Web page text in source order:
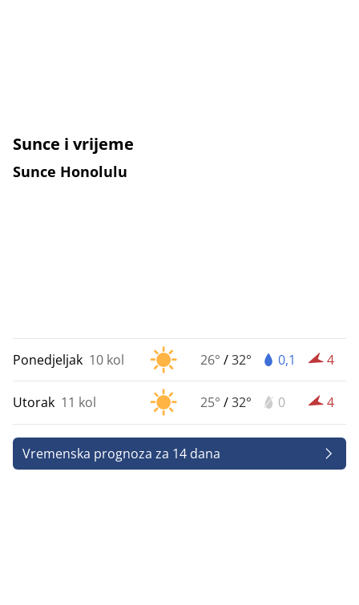
Sunce i vrijeme
Sunce Honolulu
Ponedjeljak 10 kol 26° /32° 0,1 4
Utorak 11 kol 25° /32° 0 4
Vremenska prognoza za 14 dana